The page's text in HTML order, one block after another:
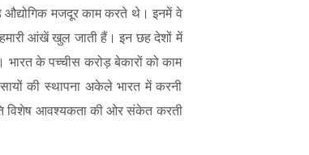
मजदूर काम करते थे। इनमें वे
आंखें खुल जाती हैं। इन छह देशों में
भारत के पच्चीस करोड़ बेकारों को काम
की स्थापना अकेले भारत में करनी
विशेष आवश्यकता की ओर संकेत करती